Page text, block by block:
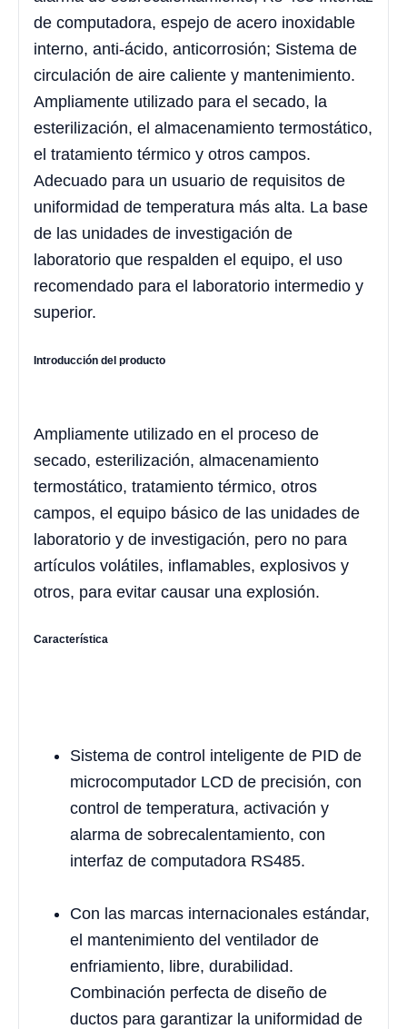
de computadora, espejo de acero inoxidable
interno, anti-ácido, anticorrosión; Sistema de
circulación de aire caliente y mantenimiento.
Ampliamente utilizado para el secado, la
esterilización, el almacenamiento termostático,
el tratamiento térmico y otros campos.
Adecuado para un usuario de requisitos de
uniformidad de temperatura más alta. La base
de las unidades de investigación de
laboratorio que respalden el equipo, el uso
recomendado para el laboratorio intermedio y
superior.
Introducción del producto
Ampliamente utilizado en el proceso de
secado, esterilización, almacenamiento
termostático, tratamiento térmico, otros
campos, el equipo básico de las unidades de
laboratorio y de investigación, pero no para
artículos volátiles, inflamables, explosivos y
otros, para evitar causar una explosión.
Característica
Sistema de control inteligente de PID de
microcomputador LCD de precisión, con
control de temperatura, activación y
alarma de sobrecalentamiento, con
interfaz de computadora RS485.
Con las marcas internacionales estándar,
el mantenimiento del ventilador de
enfriamiento, libre, durabilidad.
Combinación perfecta de diseño de
ductos para garantizar la uniformidad de